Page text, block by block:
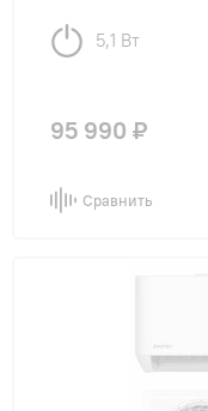
5,1 Вт
95 990 ₽
Сравнить